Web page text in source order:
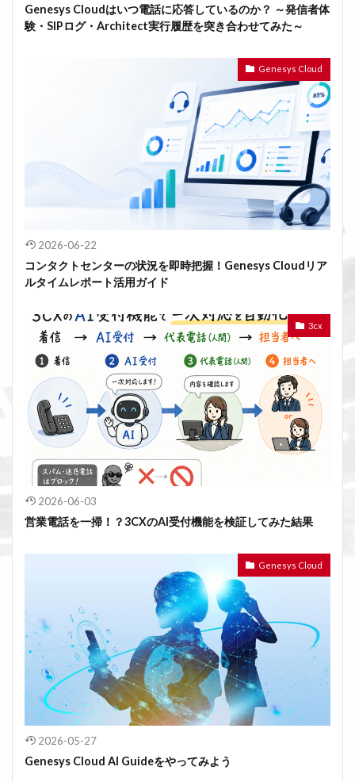
Genesys Cloudはいつ電話に応答しているのか？ ～発信者体
験・SIPログ・Architect実行履歴を突き合わせてみた～
Genesys Cloud
2026-06-22
コンタクトセンターの状況を即時把握！Genesys Cloudリア
ルタイムレポート活用ガイド
3cx
2026-06-03
営業電話を一掃！？3CXのAI受付機能を検証してみた結果
Genesys Cloud
2026-05-27
Genesys Cloud AI Guideをやってみよう